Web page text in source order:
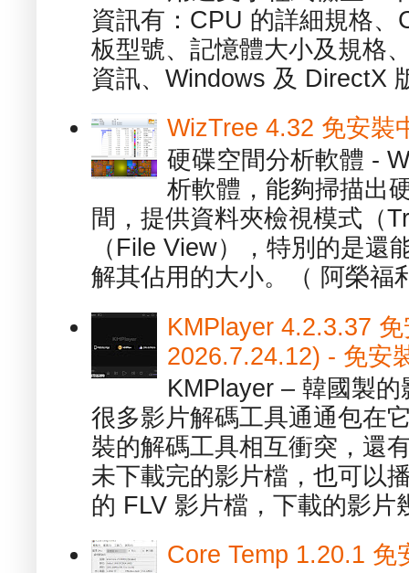
資訊有：CPU 的詳細規格
板型號、記憶體大小及規格
資訊、Windows 及 DirectX
WizTree 4.32 免安裝
硬碟空間分析軟體 -
析軟體，能夠掃描出
間，提供資料夾檢視模式（
（File View），特別的是還
解其佔用的大小。（ 阿榮福
KMPlayer 4.2.3.37
2026.7.24.12) - 免安
KMPlayer – 韓國製
很多影片解碼工具通通包在
裝的解碼工具相互衝突，還
未下載完的影片檔，也可以
的 FLV 影片檔，下載的影片
Core Temp 1.20.1 免